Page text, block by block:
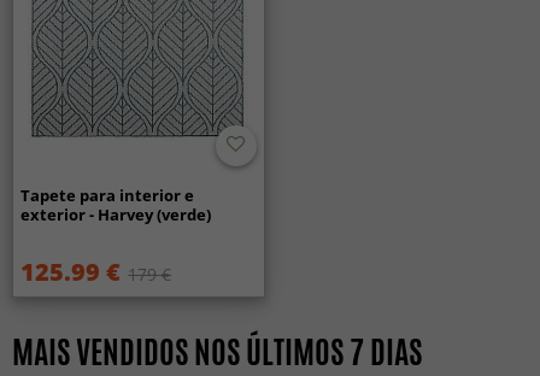
Tapete para interior e
exterior - Harvey (verde)
125.99 € 179 €
MAIS VENDIDOS NOS ÚLTIMOS 7 DIAS